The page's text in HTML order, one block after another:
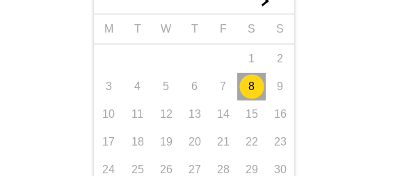
M T W T F S S
1 2
3 4 5 6 7 8 9
10 11 12 13 14 15 16
17 18 19 20 21 22 23
24 25 26 27 28 29 30